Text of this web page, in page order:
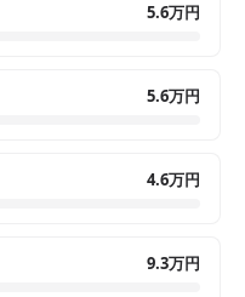
5.6万円
5.6万円
4.6万円
9.3万円